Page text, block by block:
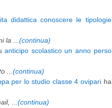
didattica conoscere le tipologie
la ... (continua)
anticipo scolastico un anno perso
... (continua)
per lo studio classe 4 ovipariha
... (continua)